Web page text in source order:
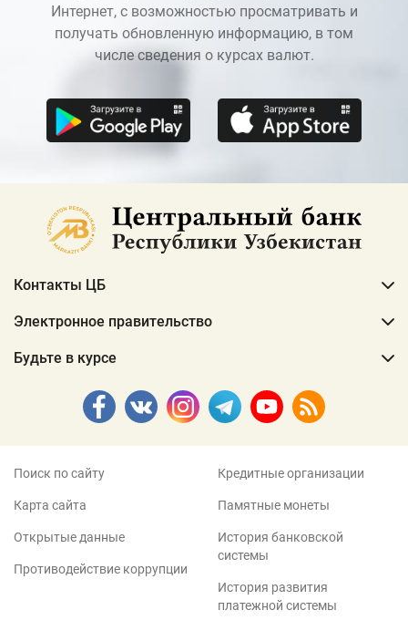
Интернет, с возможностью просматривать и
получать обновленную информацию, в том
числе сведения о курсах валют.
Контакты ЦБ
Электронное правительство
Будьте в курсе
Поиск по сайту
Карта сайта
Открытые данные
Противодействие коррупции
Кредитные организации
Памятные монеты
История банковской
системы
История развития
платежной системы